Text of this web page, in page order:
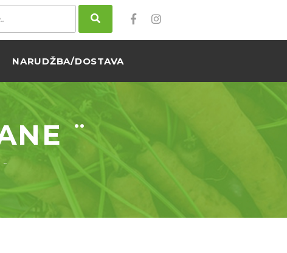
NARUDŽBA/DOSTAVA
¨